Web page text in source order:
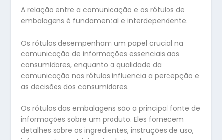
A relação entre a comunicação e os rótulos de
embalagens é fundamental e interdependente.
Os rótulos desempenham um papel crucial na
comunicação de informações essenciais aos
consumidores, enquanto a qualidade da
comunicação nos rótulos influencia a percepção e
as decisões dos consumidores.
Os rótulos das embalagens são a principal fonte de
informações sobre um produto. Eles fornecem
detalhes sobre os ingredientes, instruções de uso,